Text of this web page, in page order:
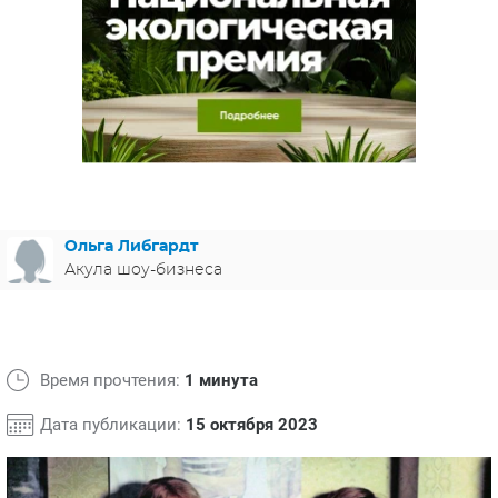
МЕЛОДРАМЫ
ФРАНЦИЯ
ГЕРМАНИЯ
СВЕТСКИЕ НОВОСТИ
СПОЙЛЕРЫ ИЗ СЕРИАЛОВ
Ольга Либгардт
Акула шоу-бизнеса
Время прочтения: 1 минута
Дата публикации: 15 октября 2023